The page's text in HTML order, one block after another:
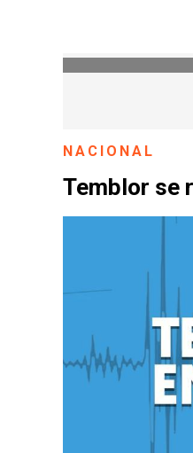
NACIONAL
Temblor se